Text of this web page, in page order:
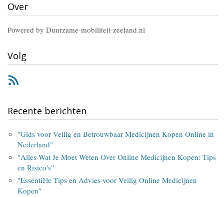
Over
Powered by Duurzame-mobiliteit-zeeland.nl
Volg
Recente berichten
"Gids voor Veilig en Betrouwbaar Medicijnen Kopen Online in
Nederland"
"Alles Wat Je Moet Weten Over Online Medicijnen Kopen: Tips
en Risico's"
"Essentiële Tips en Advies voor Veilig Online Medicijnen
Kopen"